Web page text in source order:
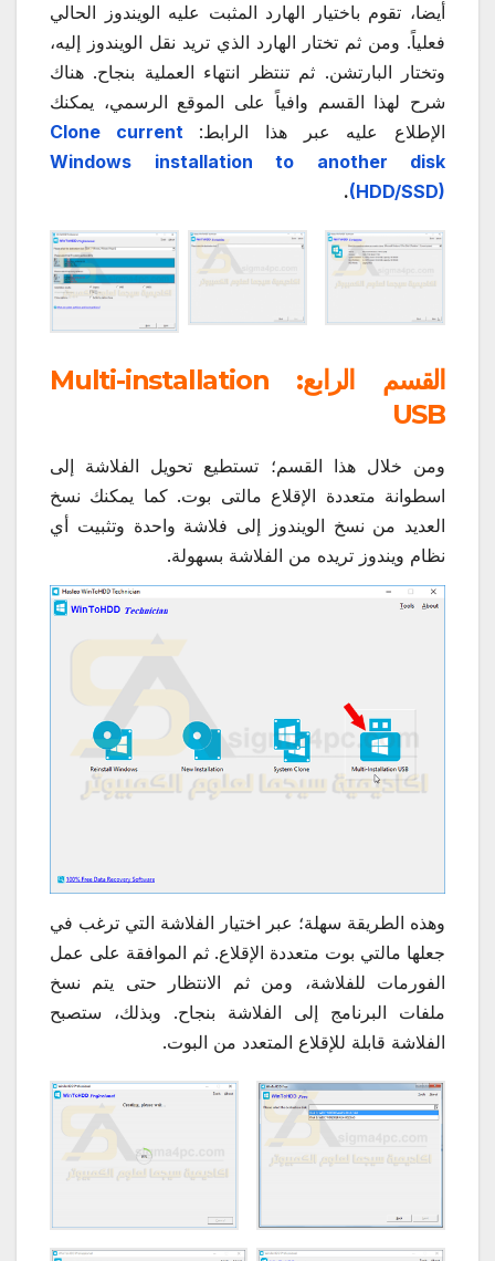
أيضا، تقوم باختيار الهارد المثبت عليه الويندوز الحالي
فعلياً. ومن ثم تختار الهارد الذي تريد نقل الويندوز إليه،
وتختار البارتشن. ثم تنتظر انتهاء العملية بنجاح. هناك
شرح لهذا القسم وافياً على الموقع الرسمي، يمكنك
الإطلاع عليه عبر هذا الرابط:Clone current
Windows installation to another disk
(HDD/SSD)
.
القسم الرابع: Multi-installation
USB
ومن خلال هذا القسم؛ تستطيع تحويل الفلاشة إلى
اسطوانة متعددة الإقلاع مالتى بوت. كما يمكنك نسخ
العديد من نسخ الويندوز إلى فلاشة واحدة وتثبيت أي
نظام ويندوز تريده من الفلاشة بسهولة.
وهذه الطريقة سهلة؛ عبر اختيار الفلاشة التي ترغب في
جعلها مالتي بوت متعددة الإقلاع. ثم الموافقة على عمل
الفورمات للفلاشة، ومن ثم الانتظار حتى يتم نسخ
ملفات البرنامج إلى الفلاشة بنجاح. وبذلك، ستصبح
الفلاشة قابلة للإقلاع المتعدد من البوت.